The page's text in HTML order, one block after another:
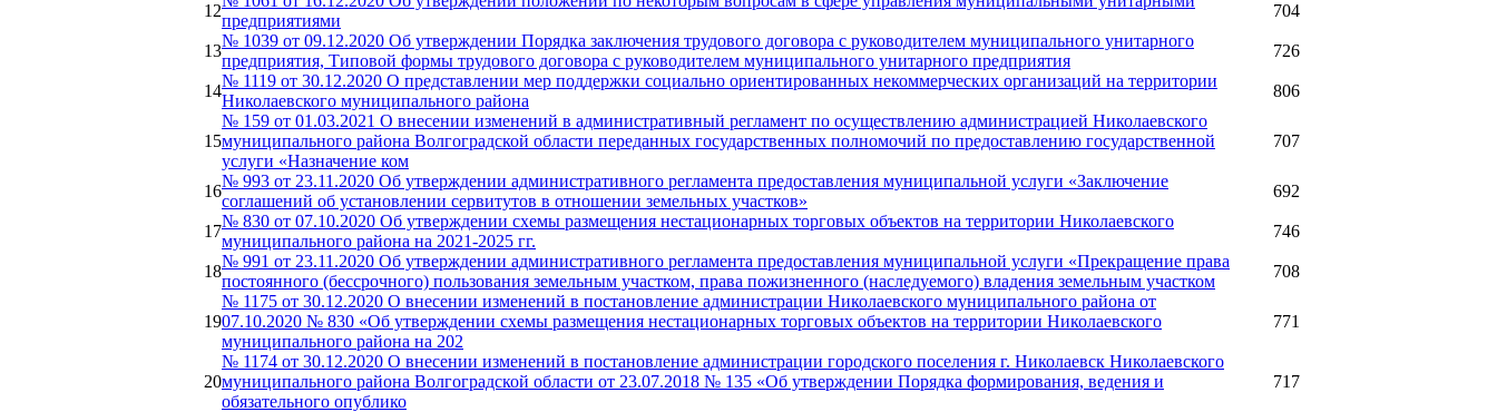
12
предприятиями
704
13
№ 1039 от 09.12.2020 Об утверждении Порядка заключения трудового договора с руководителем муниципального унитарного
предприятия, Типовой формы трудового договора с руководителем муниципального унитарного предприятия
726
14
№ 1119 от 30.12.2020 О представлении мер поддержки социально ориентированных некоммерческих организаций на территории
Николаевского муниципального района
806
15
№ 159 от 01.03.2021 О внесении изменений в административный регламент по осуществлению администрацией Николаевского
муниципального района Волгоградской области переданных государственных полномочий по предоставлению государственной
услуги «Назначение ком
707
16
№ 993 от 23.11.2020 Об утверждении административного регламента предоставления муниципальной услуги «Заключение
соглашений об установлении сервитутов в отношении земельных участков»
692
17
№ 830 от 07.10.2020 Об утверждении схемы размещения нестационарных торговых объектов на территории Николаевского
муниципального района на 2021-2025 гг.
746
18
№ 991 от 23.11.2020 Об утверждении административного регламента предоставления муниципальной услуги «Прекращение права
постоянного (бессрочного) пользования земельным участком, права пожизненного (наследуемого) владения земельным участком
708
19
№ 1175 от 30.12.2020 О внесении изменений в постановление администрации Николаевского муниципального района от
07.10.2020 № 830 «Об утверждении схемы размещения нестационарных торговых объектов на территории Николаевского
муниципального района на 202
771
20
№ 1174 от 30.12.2020 О внесении изменений в постановление администрации городского поселения г. Николаевск Николаевского
муниципального района Волгоградской области от 23.07.2018 № 135 «Об утверждении Порядка формирования, ведения и
обязательного опублико
717